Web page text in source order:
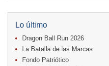
04. San Carlos Rosa
04.
Relevos Tres Ríos
04. Kilómetros Rosa
11. Run In The City
17. Caribe Paradise Run
18.
Casa Turire Trail Run
Lo último
Dragon Ball Run 2026
La Batalla de las Marcas
Fondo Patriótico